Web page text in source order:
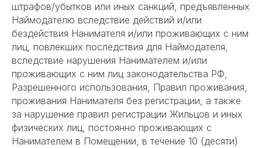
штрафов/убытков или иных санкций, предъявленных
Наймодателю вследствие действий и/или
бездействия Нанимателя и/или проживающих с ним
лиц, повлекших последствия для Наймодателя,
вследствие нарушения Нанимателем и/или
проживающих с ним лиц законодательства РФ,
Разрешенного использования, Правил проживания,
проживания Нанимателя без регистрации, а также
за нарушение правил регистрации Жильцов и иных
физических лиц, постоянно проживающих с
Нанимателем в Помещении, в течение 10 (десяти)